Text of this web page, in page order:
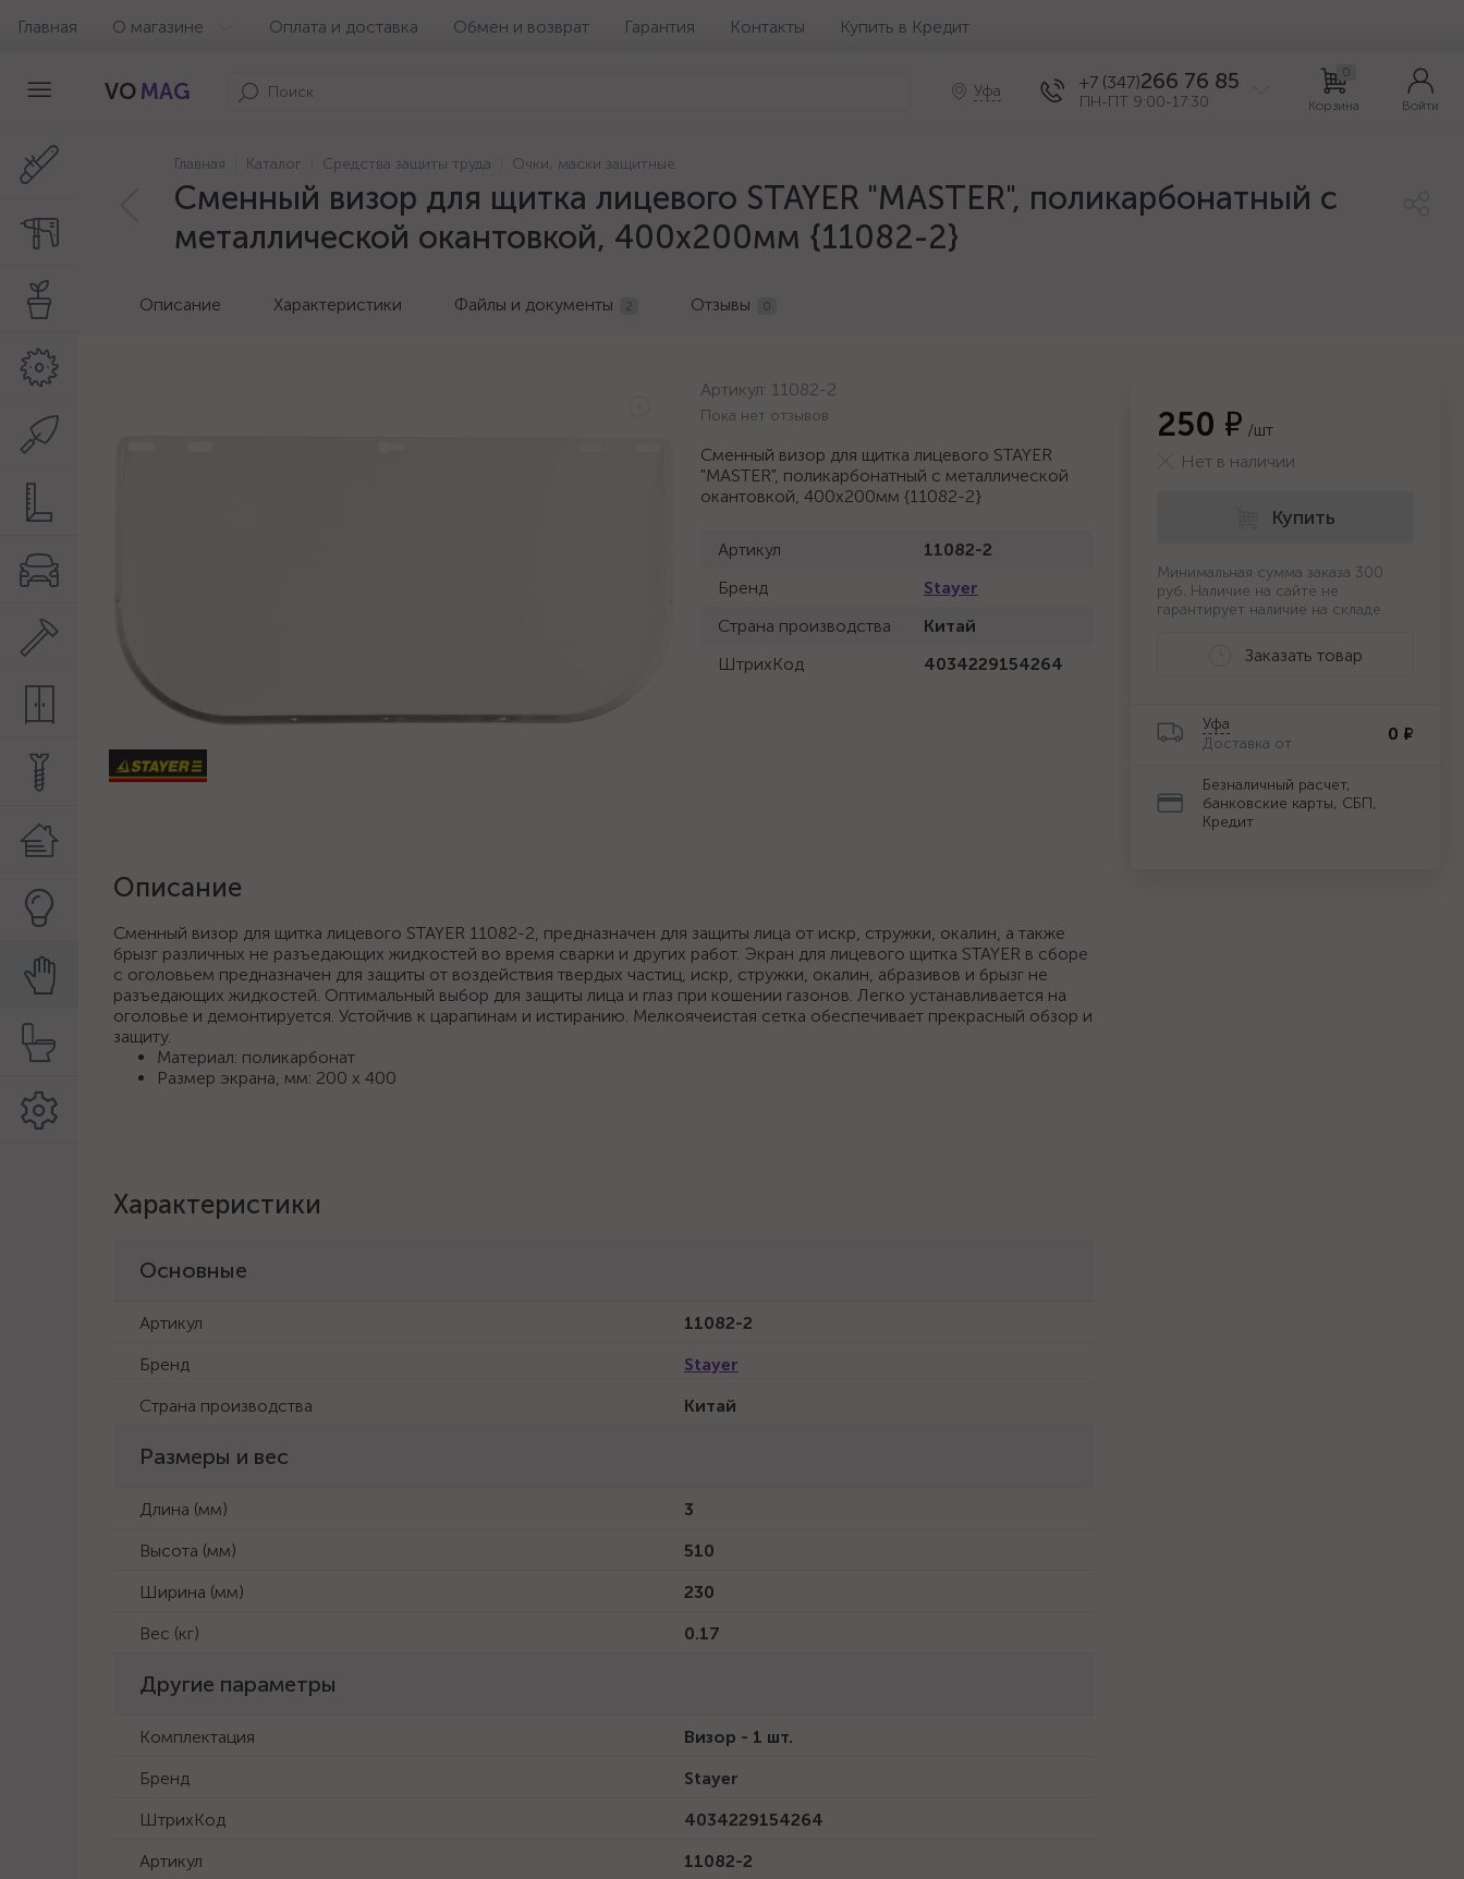
Главная О магазине Оплата и доставка Обмен и возврат Гарантия Контакты Купить в Кредит
VO MAG Уфа +7 (347)266 76 85
ПН-ПТ 9:00-17:30
0
Корзина Войти
Главная Каталог Средства защиты труда Очки, маски защитные
Сменный визор для щитка лицевого STAYER "MASTER", поликарбонатный с
металлической окантовкой, 400х200мм {11082-2}
Описание Характеристики Файлы и документы 2 Отзывы 0
Артикул: 11082-2
Пока нет отзывов
Сменный визор для щитка лицевого STAYER
"MASTER", поликарбонатный с металлической
окантовкой, 400х200мм {11082-2}
Артикул
11082-2
Бренд
Stayer
Страна производства
Китай
ШтрихКод
4034229154264
Описание
Сменный визор для щитка лицевого STAYER 11082-2, предназначен для защиты лица от искр, стружки, окалин, а также
брызг различных не разъедающих жидкостей во время сварки и других работ. Экран для лицевого щитка STAYER в сборе
с оголовьем предназначен для защиты от воздействия твердых частиц, искр, стружки, окалин, абразивов и брызг не
разъедающих жидкостей. Оптимальный выбор для защиты лица и глаз при кошении газонов. Легко устанавливается на
оголовье и демонтируется. Устойчив к царапинам и истиранию. Мелкоячеистая сетка обеспечивает прекрасный обзор и
защиту.
Материал: поликарбонат
Размер экрана, мм: 200 х 400
Характеристики
Основные
Артикул
11082-2
Бренд
Stayer
Страна производства
Китай
Размеры и вес
Длина (мм)
3
Высота (мм)
510
Ширина (мм)
230
Вес (кг)
0.17
Другие параметры
Комплектация
Визор - 1 шт.
Бренд
Stayer
ШтрихКод
4034229154264
Артикул
11082-2
250 ₽ /шт
Нет в наличии
Купить
Минимальная сумма заказа 300
руб. Наличие на сайте не
гарантирует наличие на складе.
Заказать товар
Уфа
Доставка от
0 ₽
Безналичный расчет,
банковские карты, СБП,
Кредит